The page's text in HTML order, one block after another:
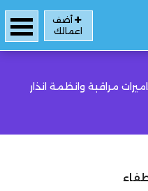
أضف
اعمالك
مراقبة وانظمة انذار